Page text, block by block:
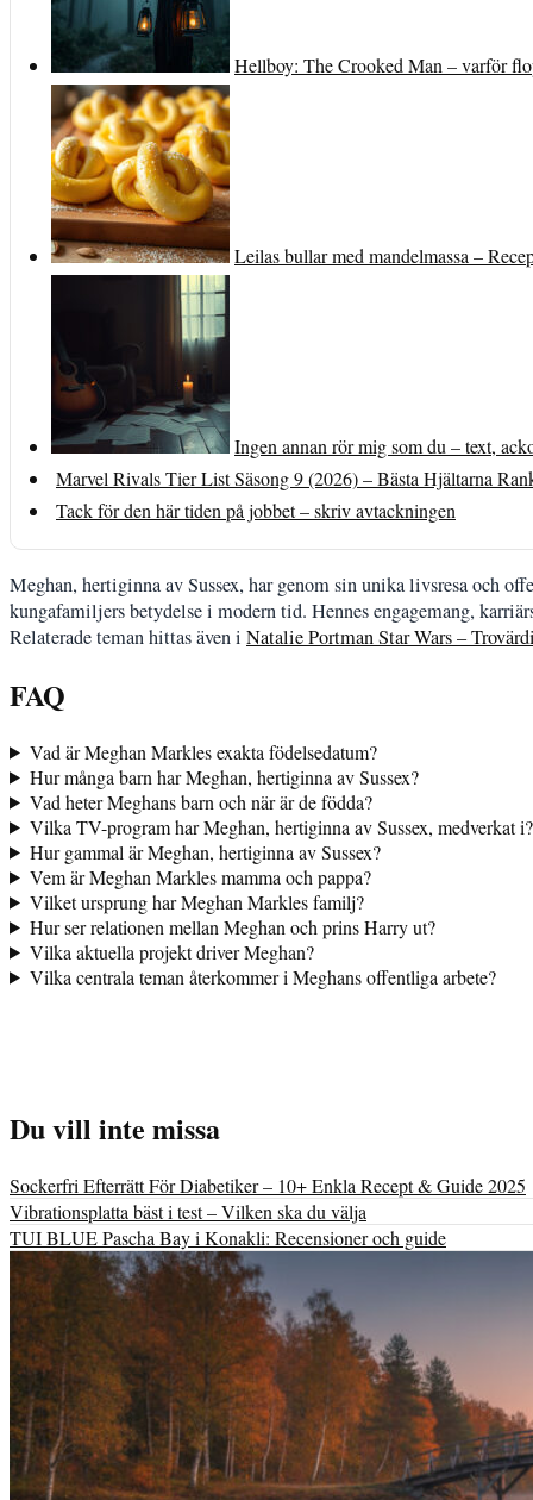
Hellboy: The Crooked Man – varför
Leilas bullar med mandelmassa –
Ingen annan rör mig som du – text,
Marvel Rivals Tier List Säsong 9 (2026) – Bästa Hjältarna
Tack för den här tiden på jobbet – skriv avtackningen
Meghan, hertiginna av Sussex, har genom sin unika livsresa och
kungafamiljers betydelse i modern tid. Hennes engagemang,
Relaterade teman hittas även i Natalie Portman Star Wars –
FAQ
Vad är Meghan Markles exakta födelsedatum?
Hur många barn har Meghan, hertiginna av Sussex?
Vad heter Meghans barn och när är de födda?
Vilka TV-program har Meghan, hertiginna av Sussex, medverkat i?
Hur gammal är Meghan, hertiginna av Sussex?
Vem är Meghan Markles mamma och pappa?
Vilket ursprung har Meghan Markles familj?
Hur ser relationen mellan Meghan och prins Harry ut?
Vilka aktuella projekt driver Meghan?
Vilka centrala teman återkommer i Meghans offentliga arbete?
Du vill inte missa
Sockerfri Efterrätt För Diabetiker – 10+ Enkla Recept & Guide 2025
Vibrationsplatta bäst i test – Vilken ska du välja
TUI BLUE Pascha Bay i Konakli: Recensioner och guide